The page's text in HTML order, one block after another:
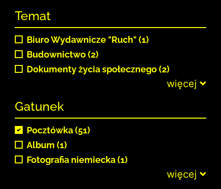
Temat
Biuro Wydawnicze "Ruch" (1)
Budownictwo (2)
Dokumenty życia społecznego (2)
więcej
Gatunek
Pocztówka (51)
Album (1)
Fotografia niemiecka (1)
więcej